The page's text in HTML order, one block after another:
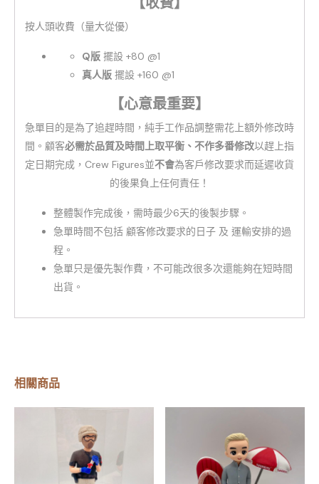
按人頭收費（量大從優）
Q版 擺設 +80 @1
真人版 擺設 +160 @1
【心意最重要】
急單目的是為了追趕時間，純手工作品調整需花上額外修改時
間。顧客必需於品質及時間上取平衡、 不作多番修改以趕上指
定日期完成，Crew Figures並不會為客戶修改要求而延遲收貨
的後果負上任何責任！
整體製作完成後，需時最少6天的後製步驟。
急單時間不包括 顧客修改要求的日子 及 運輸安排的過
程。
急單只是優先製作費，不可能改很多次還能夠在短時間
出貨。
相關商品